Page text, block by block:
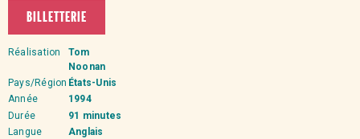
BILLETTERIE
Réalisation
Tom
Noonan
Pays/Région États-Unis
Année
1994
Durée
91 minutes
Langue
Anglais